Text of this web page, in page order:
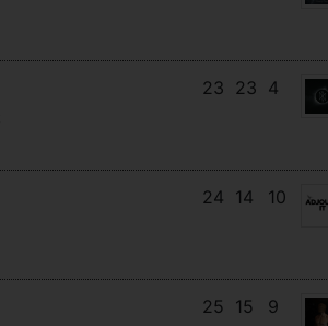
23 23 4
24 14 10
25 15 9